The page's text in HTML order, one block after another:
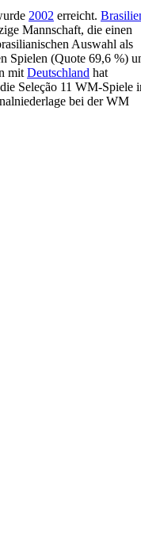
2002 erreicht.
Mannschaft, die einen
Auswahl als
Spielen (Quote 69,6 %)
mit Deutschland hat
Seleção 11 WM-Spiele
bei der WM